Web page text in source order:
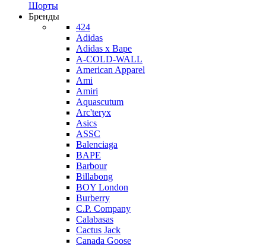
Шорты
Бренды
424
Adidas
Adidas x Bape
A-COLD-WALL
American Apparel
Ami
Amiri
Aquascutum
Arc'teryx
Asics
ASSC
Balenciaga
BAPE
Barbour
Billabong
BOY London
Burberry
C.P. Company
Calabasas
Cactus Jack
Canada Goose